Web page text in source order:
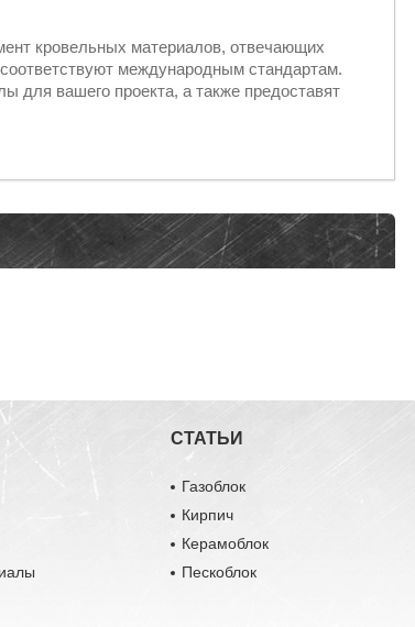
кровельных материалов, отвечающих
международным стандартам.
для вашего проекта, а также предоставят
СТАТЬИ
Газоблок
Кирпич
Керамоблок
Пескоблок